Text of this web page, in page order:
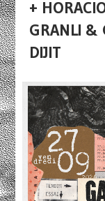
+
GRANLI &
DIJIT